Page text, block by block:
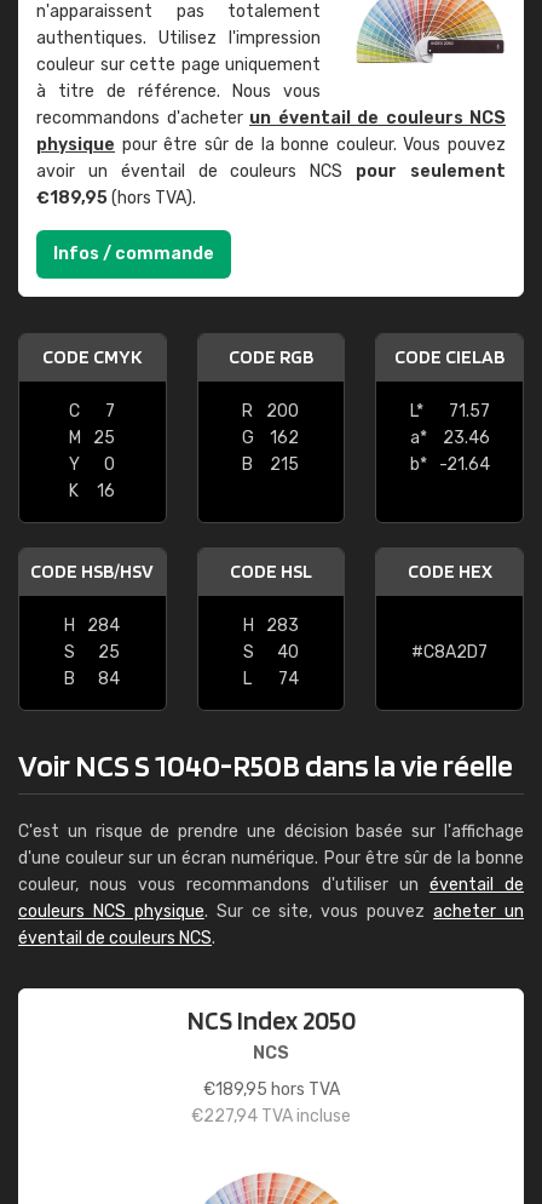
n'apparaissent pas totalement
authentiques. Utilisez l'impression
couleur sur cette page uniquement
à titre de référence. Nous vous
recommandons d'acheter un éventail de couleurs NCS
physique pour être sûr de la bonne couleur. Vous pouvez
avoir un éventail de couleurs NCS pour seulement
€189,95(hors TVA).
Infos / commande
CODE CMYK
C
7
M
25
Y
0
K
16
CODE RGB
R
200
G
162
B
215
CODE CIELAB
L*
71.57
a*
23.46
b*
-21.64
CODE HSB/HSV
H
284
S
25
B
84
CODE HSL
H
283
S
40
L
74
CODE HEX
#C8A2D7
Voir NCS S 1040-R50B dans la vie réelle
C'est un risque de prendre une décision basée sur l'affichage
d'une couleur sur un écran numérique. Pour être sûr de la bonne
couleur, nous vous recommandons d'utiliser un éventail de
couleurs NCS physique. Sur ce site, vous pouvezacheter un
éventail de couleurs NCS.
NCS Index 2050
NCS
€189,95 hors TVA
€227,94 TVA incluse